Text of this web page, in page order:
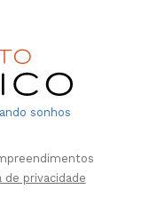
sonhos
de privacidade